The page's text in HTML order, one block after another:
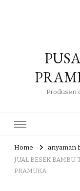
Produsen
Home
anyaman
JUAL BESEK BAMBU
PRAMUKA